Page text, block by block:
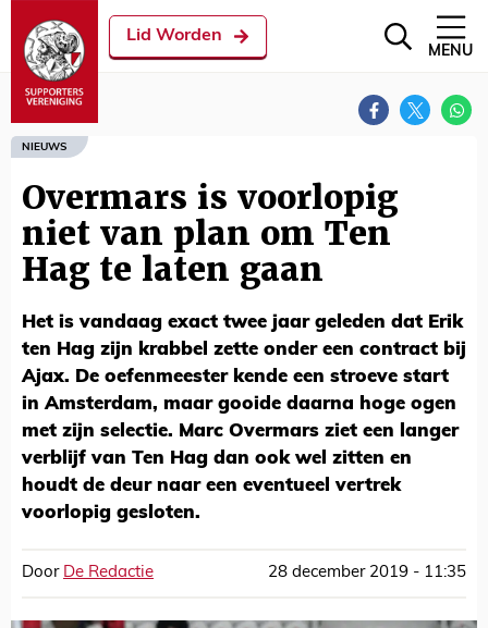
Lid Worden
MENU
NIEUWS
Overmars is voorlopig
niet van plan om Ten
Hag te laten gaan
Het is vandaag exact twee jaar geleden dat Erik
ten Hag zijn krabbel zette onder een contract bij
Ajax. De oefenmeester kende een stroeve start
in Amsterdam, maar gooide daarna hoge ogen
met zijn selectie. Marc Overmars ziet een langer
verblijf van Ten Hag dan ook wel zitten en
houdt de deur naar een eventueel vertrek
voorlopig gesloten.
Door De Redactie 28 december 2019 - 11:35